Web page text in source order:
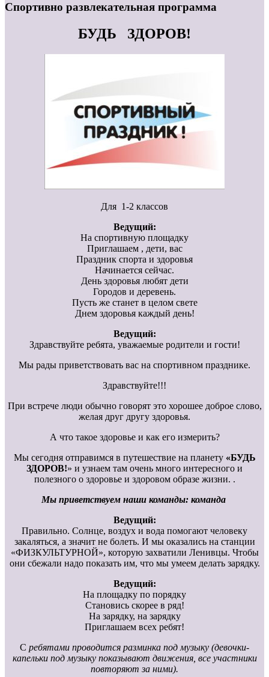
Спортивно развлекательная программа
БУДЬ ЗДОРОВ!
Для 1-2 классов
Ведущий:
На спортивную площадку
Приглашаем , дети, вас
Праздник спорта и здоровья
Начинается сейчас.
День здоровья любят дети
Городов и деревень.
Пусть же станет в целом свете
Днем здоровья каждый день!
Ведущий:
Здравствуйте ребята, уважаемые родители и гости!
Мы рады приветствовать вас на спортивном празднике.
Здравствуйте!!!
При встрече люди обычно говорят это хорошее доброе слово,
желая друг другу здоровья.
А что такое здоровье и как его измерить?
Мы сегодня отправимся в путешествие на планету «БУДЬ
ЗДОРОВ!» и узнаем там очень много интересного и
полезного о здоровье и здоровом образе жизни. .
Мы приветствуем наши команды: команда
Ведущий:
Правильно. Солнце, воздух и вода помогают человеку
закаляться, а значит не болеть. И мы оказались на станции
«ФИЗКУЛЬТУРНОЙ», которую захватили Ленивцы. Чтобы
они сбежали надо показать им, что мы умеем делать зарядку.
Ведущий:
На площадку по порядку
Становись скорее в ряд!
На зарядку, на зарядку
Приглашаем всех ребят!
С ребятами проводится разминка под музыку (девочки-
капельки под музыку показывают движения, все участники
повторяют за ними).